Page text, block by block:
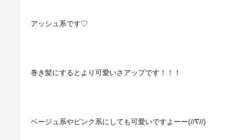
アッシュ系です♡
巻き髪にするとより可愛いさアップです！！！
ベージュ系やピンク系にしても可愛いですよーー(//∇//)